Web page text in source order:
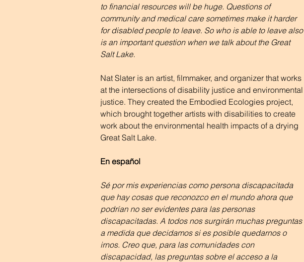
to financial resources will be huge. Questions of
community and medical care sometimes make it harder
for disabled people to leave. So who is able to leave also
is an important question when we talk about the Great
Salt Lake.
Nat Slater is an artist, filmmaker, and organizer that works
at the intersections of disability justice and environmental
justice. They created the Embodied Ecologies project,
which brought together artists with disabilities to create
work about the environmental health impacts of a drying
Great Salt Lake.
En español
Sé por mis experiencias como persona discapacitada
que hay cosas que reconozco en el mundo ahora que
podrían no ser evidentes para las personas
discapacitadas. A todos nos surgirán muchas preguntas
a medida que decidamos si es posible quedarnos o
irnos. Creo que, para las comunidades con
discapacidad, las preguntas sobre el acceso a la